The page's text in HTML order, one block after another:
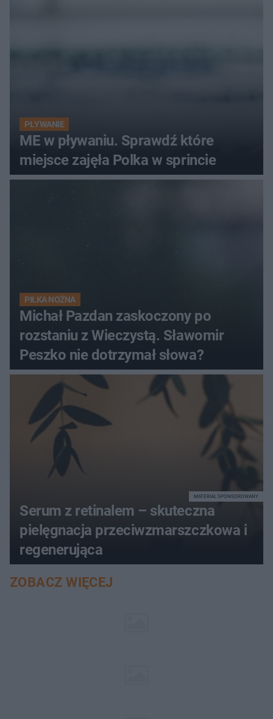
PŁYWANIE
ME w pływaniu. Sprawdź które
miejsce zajęła Polka w sprincie
PIŁKA NOŻNA
Michał Pazdan zaskoczony po
rozstaniu z Wieczystą. Sławomir
Peszko nie dotrzymał słowa?
Serum z retinalem – skuteczna
pielęgnacja przeciwzmarszczkowa i
regenerująca
MATERIAŁ SPONSOROWANY
ZOBACZ WIĘCEJ